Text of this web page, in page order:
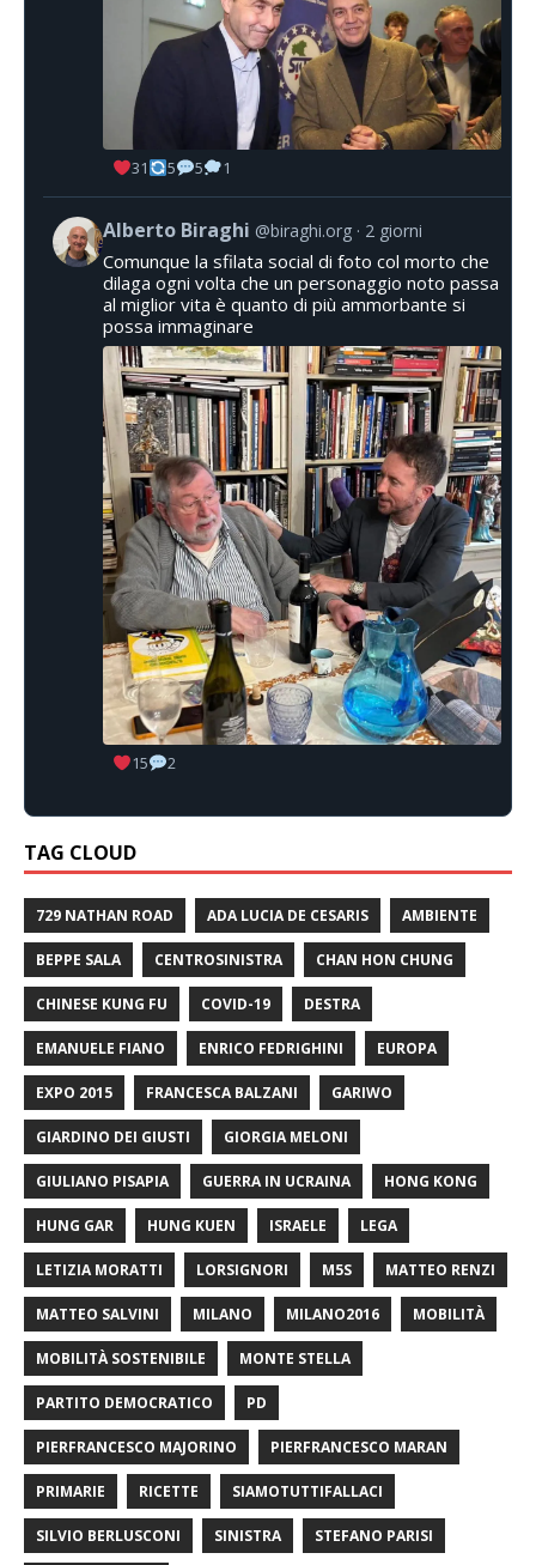
31 5 5 1
Alberto Biraghi @biraghi.org 2 giorni
Comunque la sfilata social di foto col morto che
dilaga ogni volta che un personaggio noto passa
al miglior vita è quanto di più ammorbante si
possa immaginare
15 2
TAG CLOUD
729 NATHAN ROAD ADA LUCIA DE CESARIS AMBIENTE
BEPPE SALA CENTROSINISTRA CHAN HON CHUNG
CHINESE KUNG FU COVID-19 DESTRA
EMANUELE FIANO ENRICO FEDRIGHINI EUROPA
EXPO 2015 FRANCESCA BALZANI GARIWO
GIARDINO DEI GIUSTI GIORGIA MELONI
GIULIANO PISAPIA GUERRA IN UCRAINA HONG KONG
HUNG GAR HUNG KUEN ISRAELE LEGA
LETIZIA MORATTI LORSIGNORI M5S MATTEO RENZI
MATTEO SALVINI MILANO MILANO2016 MOBILITÀ
MOBILITÀ SOSTENIBILE MONTE STELLA
PARTITO DEMOCRATICO PD
PIERFRANCESCO MAJORINO PIERFRANCESCO MARAN
PRIMARIE RICETTE SIAMOTUTTIFALLACI
SILVIO BERLUSCONI SINISTRA STEFANO PARISI